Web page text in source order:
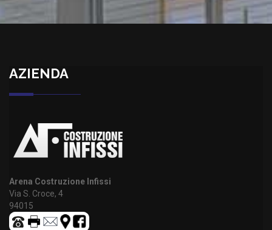
AZIENDA
Arena Costruzione Infissi
Via S. Croce, 4
94015